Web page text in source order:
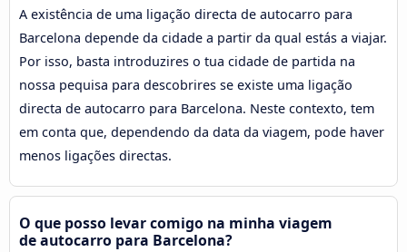
A existência de uma ligação directa de autocarro para
Barcelona depende da cidade a partir da qual estás a viajar.
Por isso, basta introduzires o tua cidade de partida na
nossa pequisa para descobrires se existe uma ligação
directa de autocarro para Barcelona. Neste contexto, tem
em conta que, dependendo da data da viagem, pode haver
menos ligações directas.
O que posso levar comigo na minha viagem
de autocarro para Barcelona?